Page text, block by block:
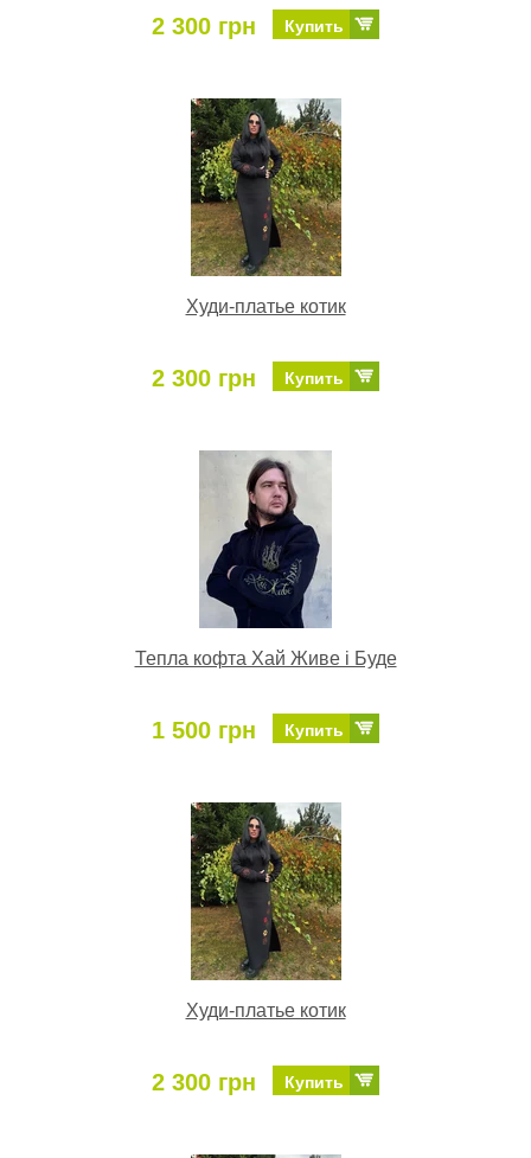
2 300 грн Купить
Худи-платье котик
2 300 грн Купить
Тепла кофта Хай Живе і Буде
1 500 грн Купить
Худи-платье котик
2 300 грн Купить